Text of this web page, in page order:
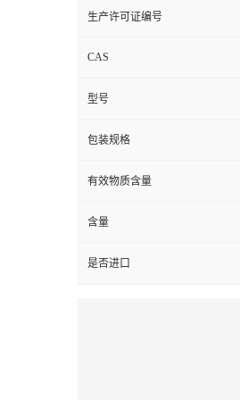
生产许可证编号
CAS
型号
包装规格
有效物质含量
含量
是否进口